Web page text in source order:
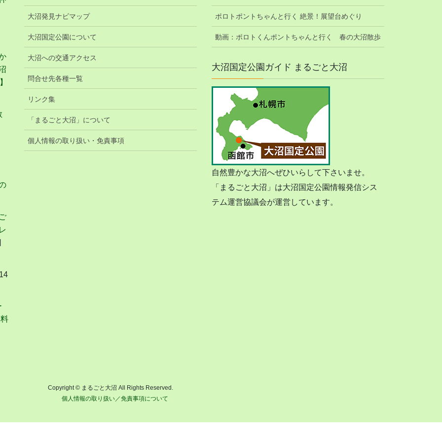
大沼発見ナビマップ
大沼国定公園について
大沼への交通アクセス
問合せ先各種一覧
リンク集
「まるごと大沼」について
個人情報の取り扱い・免責事項
ポロトポントちゃんと行く 絶景！展望台めぐり
動画：ポロトくんポントちゃんと行く 春の大沼散歩
大沼国定公園ガイド まるごと大沼
自然豊かな大沼へぜひいらして下さいませ。
「まるごと大沼」は大沼国定公園情報発信シス
テム運営協議会が運営しています。
Copyright © まるごと大沼 All Rights Reserved.
個人情報の取り扱い／免責事項について